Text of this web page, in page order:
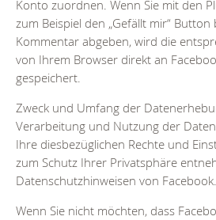
Konto zuordnen. Wenn Sie mit den
zum Beispiel den „Gefällt mir“
Kommentar abgeben, wird die
von Ihrem Browser direkt an
gespeichert.
Zweck und Umfang der
Verarbeitung und Nutzung der
Ihre diesbezüglichen Rechte und
zum Schutz Ihrer Privatsphäre
Datenschutzhinweisen von Facebook.
Wenn Sie nicht möchten, dass